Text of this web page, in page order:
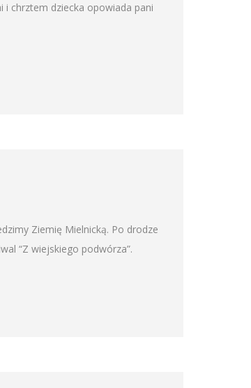
i chrztem dziecka opowiada pani
Ziemię Mielnicką. Po drodze
“Z wiejskiego podwórza”.